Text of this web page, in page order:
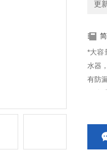
更
*大容
水器
有防
量体